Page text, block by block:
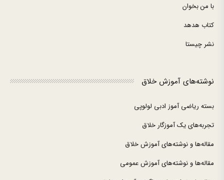
با من بخوان
کتاب هدهد
نشر چیستا
نوشته‌های آموزش خلاق
بسته ریاضی آموز ادبی لولوپی
تجربه‌های یک آموزگار خلاق
مقاله‌ها و نوشته‌های آموزش خلاق
مقاله‌ها و نوشته‌های آموزش عمومی